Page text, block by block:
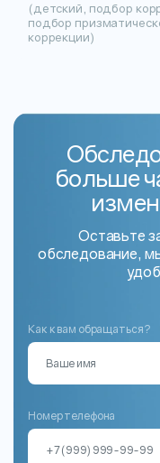
(детский, подбор
подбор
коррекции)
больше
Оставьте
обследование,
Как к вам обращаться?
Номер телефона